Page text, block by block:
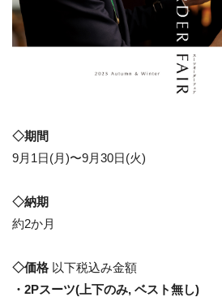
◇期間
9月1日(月)〜9月30日(火)
◇納期
約2か月
◇価格以下税込み金額
・2Pスーツ(上下のみ, ベスト無し)